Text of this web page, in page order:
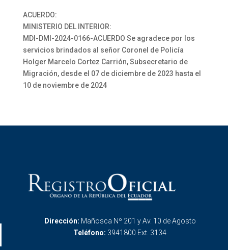
ACUERDO:
MINISTERIO DEL INTERIOR:
MDI-DMI-2024-0166-ACUERDO Se agradece por los
servicios brindados al señor Coronel de Policía
Holger Marcelo Cortez Carrión, Subsecretario de
Migración, desde el 07 de diciembre de 2023 hasta el
10 de noviembre de 2024
Dirección: Mañosca Nº 201 y Av. 10 de Agosto
Teléfono: 3941800 Ext. 3134